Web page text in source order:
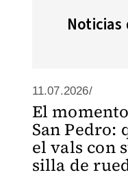
Noticias
11.07.2026/
El
San Pedro:
el vals con
silla de